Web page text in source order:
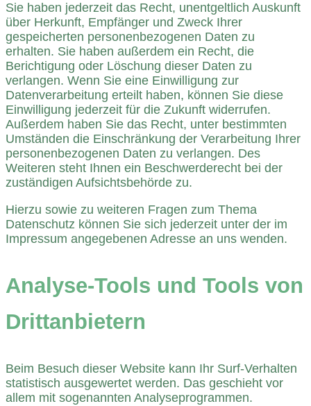
Sie haben jederzeit das Recht, unentgeltlich Auskunft
über Herkunft, Empfänger und Zweck Ihrer
gespeicherten personenbezogenen Daten zu
erhalten. Sie haben außerdem ein Recht, die
Berichtigung oder Löschung dieser Daten zu
verlangen. Wenn Sie eine Einwilligung zur
Datenverarbeitung erteilt haben, können Sie diese
Einwilligung jederzeit für die Zukunft widerrufen.
Außerdem haben Sie das Recht, unter bestimmten
Umständen die Einschränkung der Verarbeitung Ihrer
personenbezogenen Daten zu verlangen. Des
Weiteren steht Ihnen ein Beschwerderecht bei der
zuständigen Aufsichtsbehörde zu.
Hierzu sowie zu weiteren Fragen zum Thema
Datenschutz können Sie sich jederzeit unter der im
Impressum angegebenen Adresse an uns wenden.
Analyse-Tools und Tools von
Dritt­anbietern
Beim Besuch dieser Website kann Ihr Surf-Verhalten
statistisch ausgewertet werden. Das geschieht vor
allem mit sogenannten Analyseprogrammen.